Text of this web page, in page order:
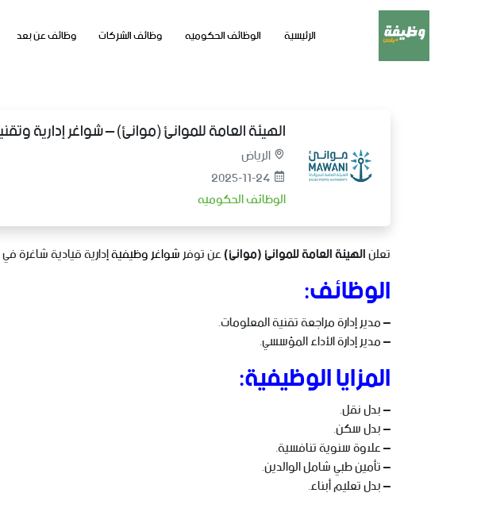
الرئيسية الوظائف الحكوميه وظائف الشركات وظائف عن بعد
الهيئة العامة للموانئ (موانئ) – شواغر إدارية
الرياض
2025-11-24
الوظائف الحكوميه
تعلنالهيئة العامة للموانئ (موانئ)عن توفرشواغر وظيفيةإدارية قيادية شاغرة
الوظائف:
– مدير إدارة مراجعة تقنية المعلومات.
– مدير إدارة الأداء المؤسسي.
المزايا الوظيفية:
– بدل نقل.
– بدل سكن.
– علاوة سنوية تنافسية.
– تأمين طبي شامل الوالدين.
– بدل تعليم أبناء.